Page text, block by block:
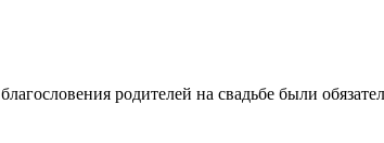
родителей на свадьбе были